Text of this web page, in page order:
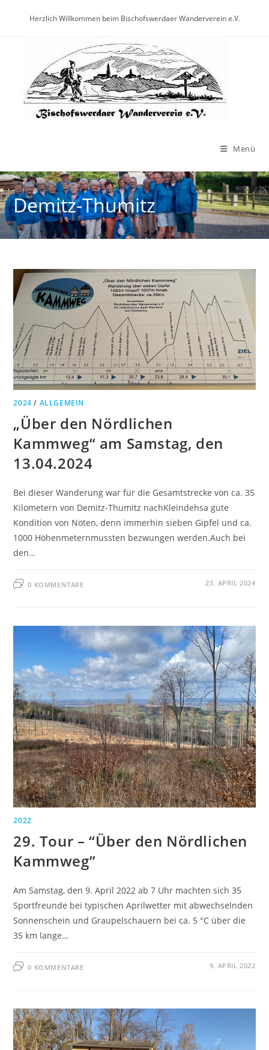
Herzlich Willkommen beim Bischofswerdaer Wanderverein e.V.
Menü
Demitz-Thumitz
2024 / ALLGEMEIN
„Über den Nördlichen
Kammweg“ am Samstag, den
13.04.2024
Bei dieser Wanderung war für die Gesamtstrecke von ca. 35
Kilometern von Demitz-Thumitz nachKleindehsa gute
Kondition von Nöten, denn immerhin sieben Gipfel und ca.
1000 Höhenmeternmussten bezwungen werden.Auch bei
den…
0 KOMMENTARE 23. APRIL 2024
2022
29. Tour – “Über den Nördlichen
Kammweg”
Am Samstag, den 9. April 2022 ab 7 Uhr machten sich 35
Sportfreunde bei typischen Aprilwetter mit abwechselnden
Sonnenschein und Graupelschauern bei ca. 5 °C über die
35 km lange…
0 KOMMENTARE 9. APRIL 2022